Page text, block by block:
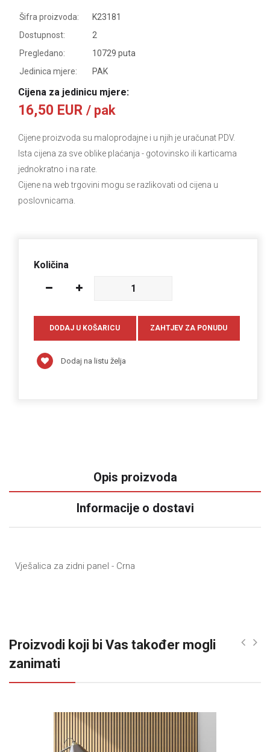
Šifra proizvoda:
K23181
Dostupnost:
2
Pregledano:
10729 puta
Jedinica mjere:
PAK
Cijena za jedinicu mjere:
16,50 EUR / pak
Cijene proizvoda su maloprodajne i u njih je uračunat PDV.
Ista cijena za sve oblike plaćanja - gotovinsko ili karticama
jednokratno i na rate.
Cijene na web trgovini mogu se razlikovati od cijena u
poslovnicama.
Količina
Dodaj na listu želja
Opis proizvoda
Informacije o dostavi
Vješalica za zidni panel - Crna
Proizvodi koji bi Vas također mogli
zanimati